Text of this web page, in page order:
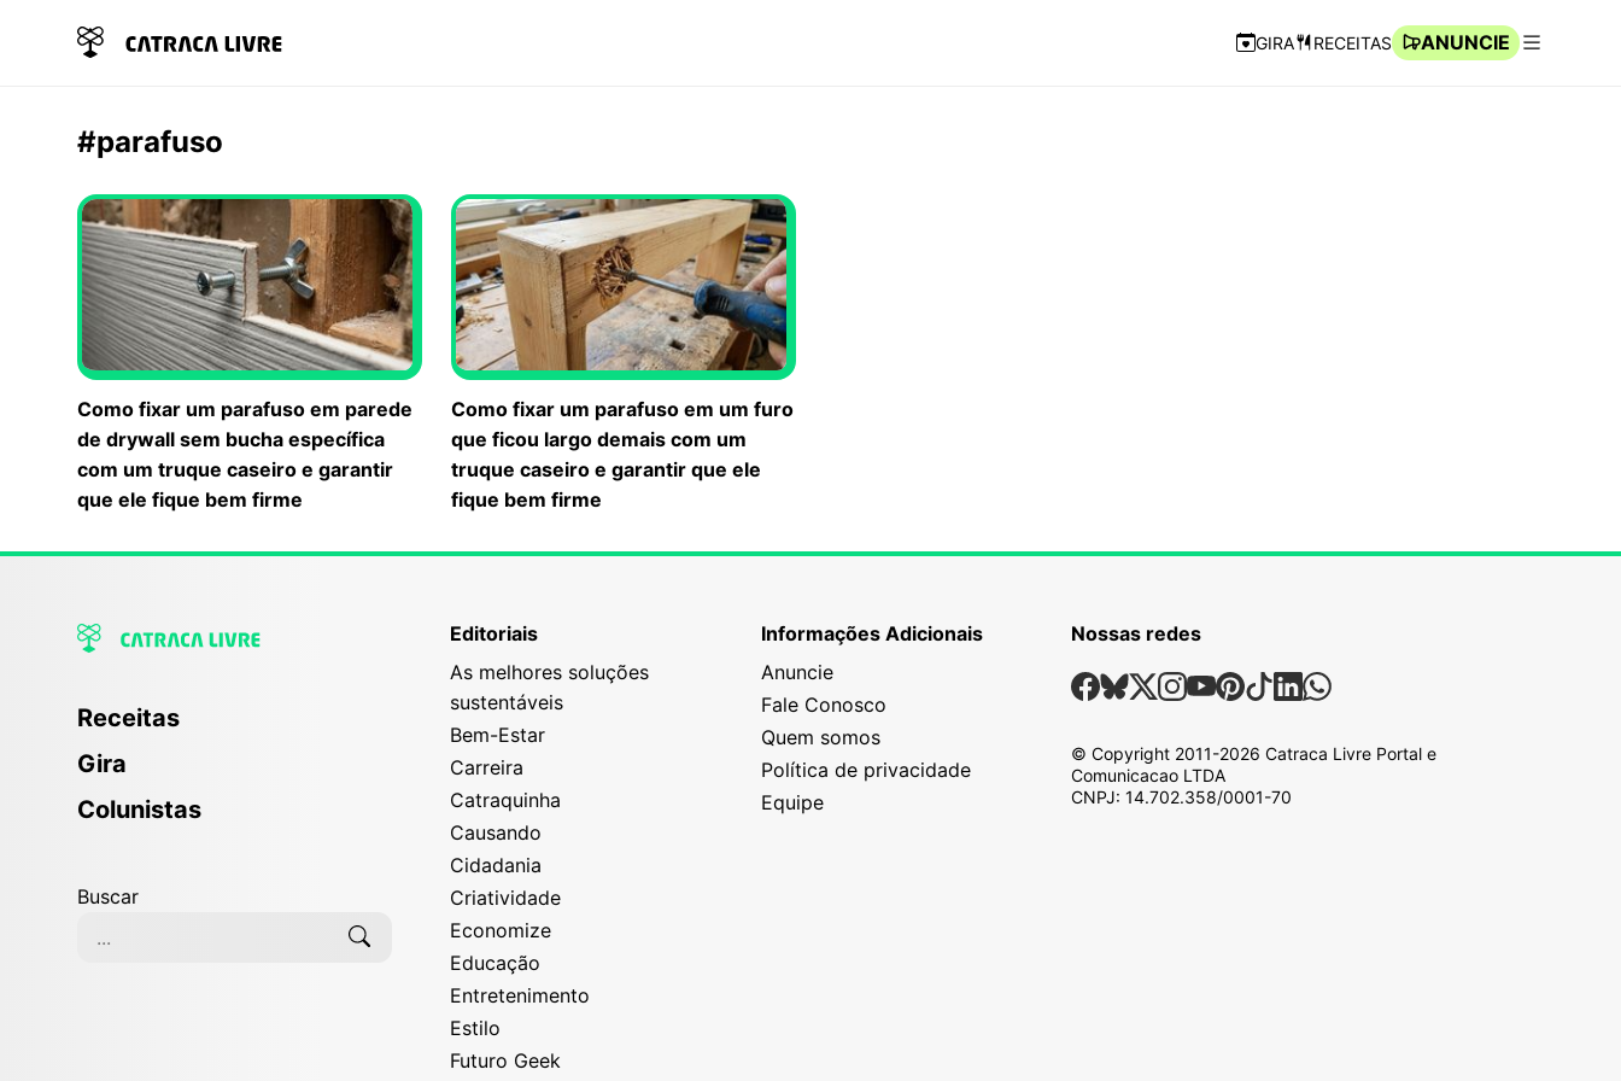
Navegação Rápida
GIRA RECEITAS
ANUNCIE
#parafuso
Como fixar um parafuso em parede
de drywall sem bucha específica
com um truque caseiro e garantir
que ele fique bem firme
Como fixar um parafuso em um furo
que ficou largo demais com um
truque caseiro e garantir que ele
fique bem firme
Receitas
Gira
Colunistas
Buscar
Editoriais
As melhores soluções
sustentáveis
Bem-Estar
Carreira
Catraquinha
Causando
Cidadania
Criatividade
Economize
Educação
Entretenimento
Estilo
Futuro Geek
Informações Adicionais
Anuncie
Fale Conosco
Quem somos
Política de privacidade
Equipe
Nossas redes
Nossas Redes Sociais
Facebook
Bsky
X Instagram
Youtube
Pinterest
TiktokLinkedin
Whatsapp
© Copyright 2011-2026 Catraca Livre Portal e
Comunicacao LTDA
CNPJ: 14.702.358/0001-70